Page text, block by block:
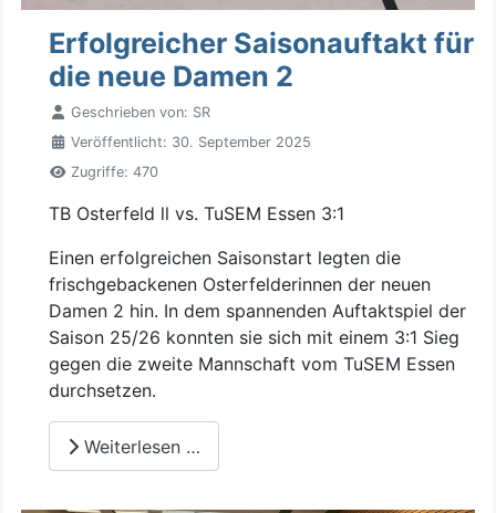
Erfolgreicher Saisonauftakt für
die neue Damen 2
Geschrieben von: SR
Veröffentlicht: 30. September 2025
Zugriffe: 470
TB Osterfeld ll vs. TuSEM Essen 3:1
Einen erfolgreichen Saisonstart legten die
frischgebackenen Osterfelderinnen der neuen
Damen 2 hin. In dem spannenden Auftaktspiel der
Saison 25/26 konnten sie sich mit einem 3:1 Sieg
gegen die zweite Mannschaft vom TuSEM Essen
durchsetzen.
Weiterlesen …